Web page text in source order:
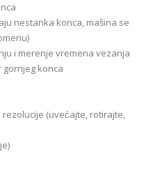
nestanka konca, mašina se
i merenje vremena vezanja
konca
(uvećajte, rotirajte,